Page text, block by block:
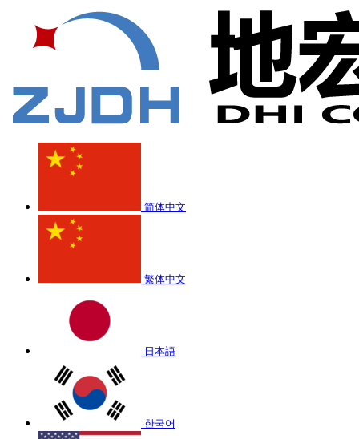
简体中文
繁体中文
日本語
한국어